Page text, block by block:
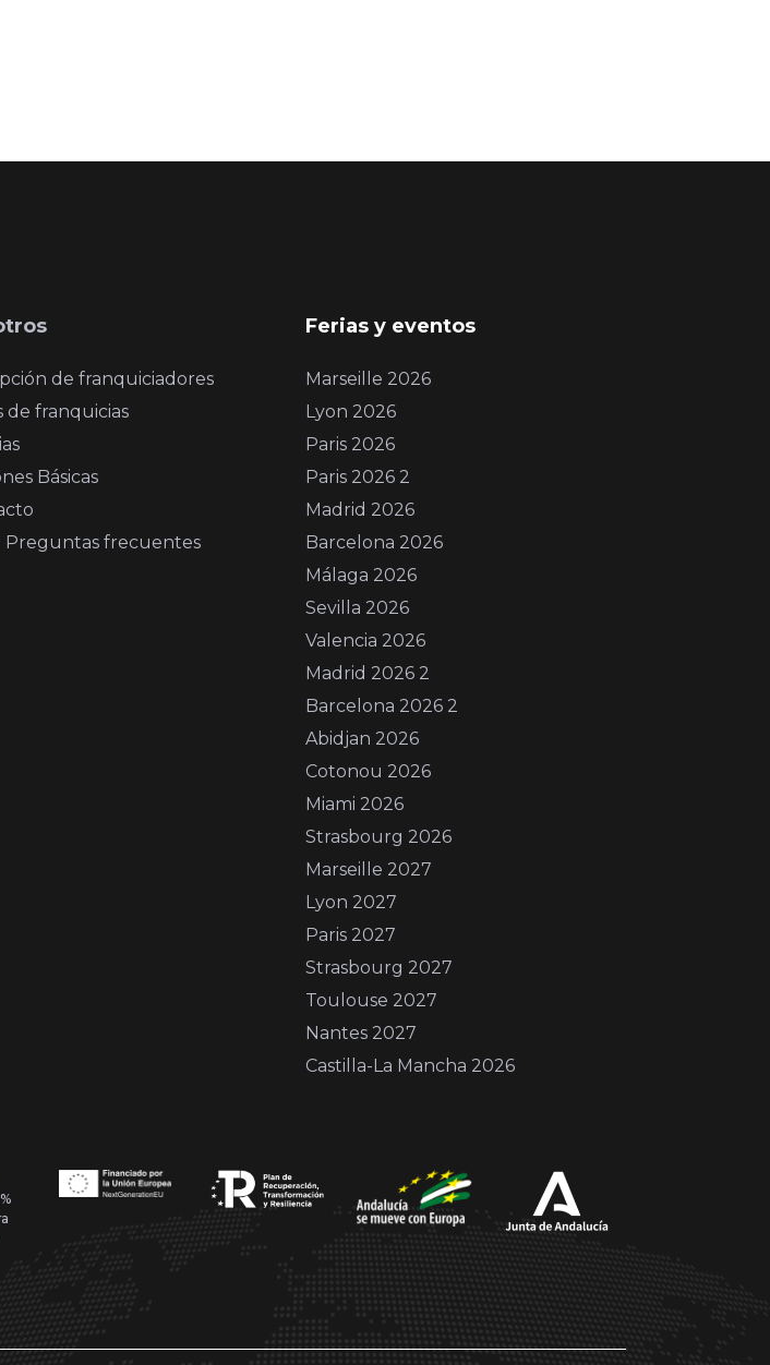
de franquiciadores
de franquicias
Básicas
Preguntas frecuentes
Ferias y eventos
Marseille 2026
Lyon 2026
Paris 2026
Paris 2026 2
Madrid 2026
Barcelona 2026
Málaga 2026
Sevilla 2026
Valencia 2026
Madrid 2026 2
Barcelona 2026 2
Abidjan 2026
Cotonou 2026
Miami 2026
Strasbourg 2026
Marseille 2027
Lyon 2027
Paris 2027
Strasbourg 2027
Toulouse 2027
Nantes 2027
Castilla-La Mancha 2026